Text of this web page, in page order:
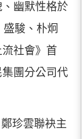
幽默性格於
盛駿、朴炯
社會》首
團分公司代
珍雲聯袂主